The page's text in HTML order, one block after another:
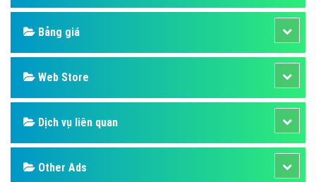
Bảng giá
Web Store
Dịch vụ liên quan
Other Ads